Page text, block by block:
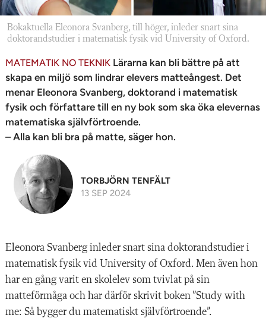
Bokaktuella Eleonora Svanberg, till höger, inleder snart sina
doktorandstudier i matematisk fysik vid University of Oxford.
MATEMATIK NO TEKNIK Lärarna kan bli bättre på att
skapa en miljö som lindrar elevers matteångest. Det
menar Eleonora Svanberg, doktorand i matematisk
fysik och författare till en ny bok som ska öka elevernas
matematiska självförtroende.
– Alla kan bli bra på matte, säger hon.
TORBJÖRN TENFÄLT
13 SEP 2024
Eleonora Svanberg inleder snart sina doktorandstudier i
matematisk fysik vid University of Oxford. Men även hon
har en gång varit en skolelev som tvivlat på sin
matteförmåga och har därför skrivit boken ”Study with
me: Så bygger du matematiskt självförtroende”.